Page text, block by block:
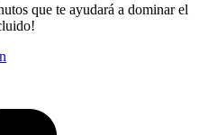
que te ayudará a dominar el